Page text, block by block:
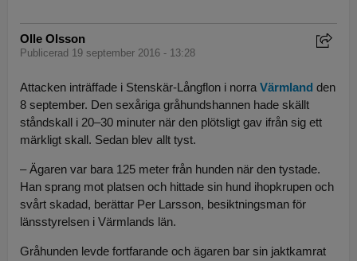
Olle Olsson
Publicerad 19 september 2016 - 13:28
Attacken inträffade i Stenskär-Långflon i norra Värmland den
8 september. Den sexåriga gråhundshannen hade skällt
ståndskall i 20–30 minuter när den plötsligt gav ifrån sig ett
märkligt skall. Sedan blev allt tyst.
– Ägaren var bara 125 meter från hunden när den tystade.
Han sprang mot platsen och hittade sin hund ihopkrupen och
svårt skadad, berättar Per Larsson, besiktningsman för
länsstyrelsen i Värmlands län.
Gråhunden levde fortfarande och ägaren bar sin jaktkamrat